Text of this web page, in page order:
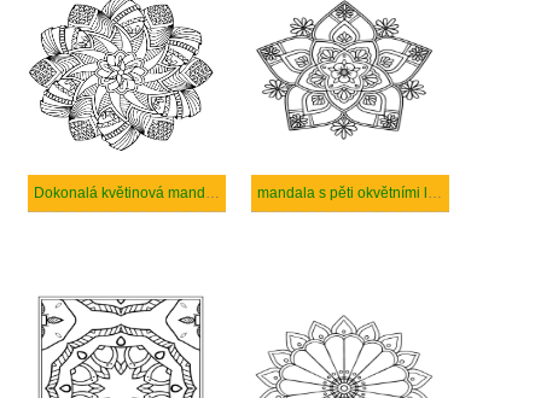
Dokonalá květinová mandala mandala s pěti okvětními lístky